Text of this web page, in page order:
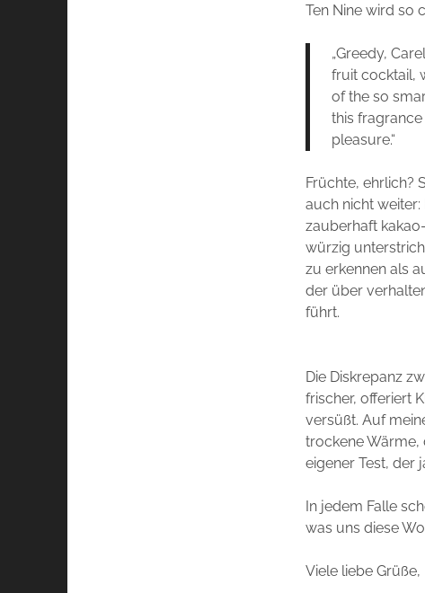
Ten Nine wird so
„Greedy,
fruit cocktail,
of the so
this
pleasure.“
Früchte, ehrlich?
auch nicht
zauberhaft
würzig
zu erkennen als
der über
führt.
Die Diskrepanz
frischer, offeriert
versüßt. Auf
trockene Wärme,
eigener Test, der
In jedem Falle
was uns diese
Viele liebe Grüße,